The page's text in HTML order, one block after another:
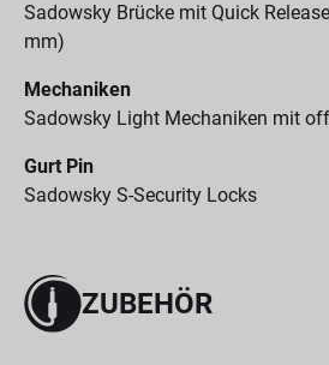
Sadowsky Brücke mit Quick
mm)
Mechaniken
Sadowsky Light Mechaniken mit
Gurt Pin
Sadowsky S-Security Locks
ZUBEHÖR